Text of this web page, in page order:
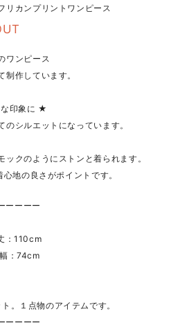
リカンプリントワンピース
ワンピース
作しています。
印象に ★
シルエットになっています。
クのようにストンと着られます。
地の良さがポイントです。
ーーーー
：110cm
：74cm
。１点物のアイテムです。
ーーーー